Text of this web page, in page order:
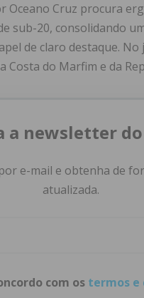
Oceano Cruz procura
sub-20, consolidando
de claro destaque.
Costa do Marfim e da
a newsletter
e-mail e obtenha de
atualizada.
com os termos e